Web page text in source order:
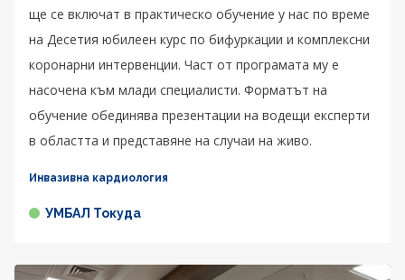
ще се включат в практическо обучение у нас по време
на Десетия юбилеен курс по бифуркации и комплексни
коронарни интервенции. Част от програмата му е
насочена към млади специалисти. Форматът на
обучение обединява презентации на водещи експерти
в областта и представяне на случаи на живо.
Инвазивна кардиология
УМБАЛ Токуда